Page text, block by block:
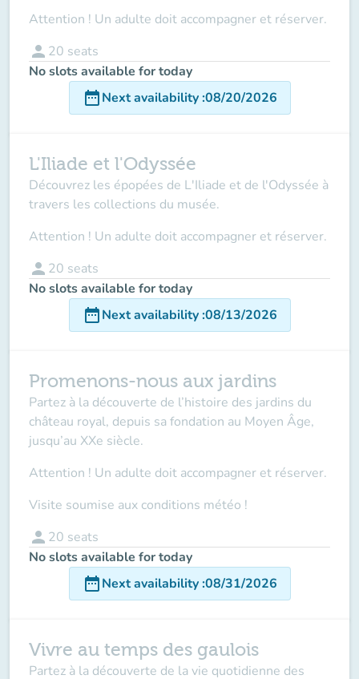
Attention ! Un adulte doit accompagner et réserver.
person 20 seats
No slots available for today
date_rangeNext availability:08/20/2026
L'Iliade et l'Odyssée
Découvrez les épopées de L'Iliade et de l'Odyssée à
travers les collections du musée.
Attention ! Un adulte doit accompagner et réserver.
person 20 seats
No slots available for today
date_rangeNext availability:08/13/2026
Promenons-nous aux jardins
Partez à la découverte de l’histoire des jardins du
château royal, depuis sa fondation au Moyen Âge,
jusqu’au XXe siècle.
Attention ! Un adulte doit accompagner et réserver.
Visite soumise aux conditions météo !
person 20 seats
No slots available for today
date_rangeNext availability:08/31/2026
Vivre au temps des gaulois
Partez à la découverte de la vie quotidienne des